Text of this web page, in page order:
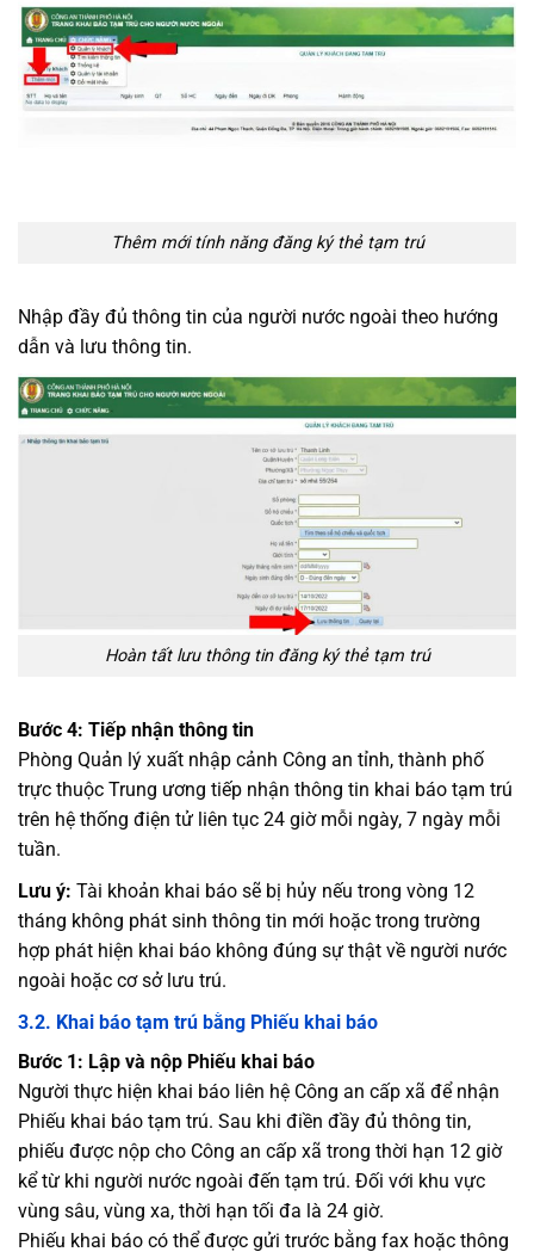
Thêm mới tính năng đăng ký thẻ tạm trú
Nhập đầy đủ thông tin của người nước ngoài theo hướng
dẫn và lưu thông tin.
Hoàn tất lưu thông tin đăng ký thẻ tạm trú
Bước 4: Tiếp nhận thông tin
Phòng Quản lý xuất nhập cảnh Công an tỉnh, thành phố
trực thuộc Trung ương tiếp nhận thông tin khai báo tạm trú
trên hệ thống điện tử liên tục 24 giờ mỗi ngày, 7 ngày mỗi
tuần.
Lưu ý: Tài khoản khai báo sẽ bị hủy nếu trong vòng 12
tháng không phát sinh thông tin mới hoặc trong trường
hợp phát hiện khai báo không đúng sự thật về người nước
ngoài hoặc cơ sở lưu trú.
3.2. Khai báo tạm trú bằng Phiếu khai báo
Bước 1: Lập và nộp Phiếu khai báo
Người thực hiện khai báo liên hệ Công an cấp xã để nhận
Phiếu khai báo tạm trú. Sau khi điền đầy đủ thông tin,
phiếu được nộp cho Công an cấp xã trong thời hạn 12 giờ
kể từ khi người nước ngoài đến tạm trú. Đối với khu vực
vùng sâu, vùng xa, thời hạn tối đa là 24 giờ.
Phiếu khai báo có thể được gửi trước bằng fax hoặc thông